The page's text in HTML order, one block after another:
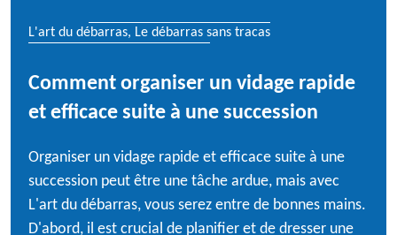
L'art du débarras, Le débarras sans tracas
Comment organiser un vidage rapide
et efficace suite à une succession
Organiser un vidage rapide et efficace suite à une
succession peut être une tâche ardue, mais avec
L'art du débarras, vous serez entre de bonnes mains.
D'abord, il est crucial de planifier et de dresser une